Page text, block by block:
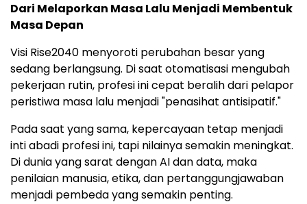
Dari Melaporkan Masa Lalu Menjadi Membentuk
Masa Depan
Visi Rise2040 menyoroti perubahan besar yang
sedang berlangsung. Di saat otomatisasi mengubah
pekerjaan rutin, profesi ini cepat beralih dari pelapor
peristiwa masa lalu menjadi "penasihat antisipatif."
Pada saat yang sama, kepercayaan tetap menjadi
inti abadi profesi ini, tapi nilainya semakin meningkat.
Di dunia yang sarat dengan AI dan data, maka
penilaian manusia, etika, dan pertanggungjawaban
menjadi pembeda yang semakin penting.